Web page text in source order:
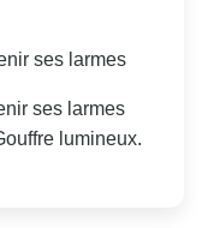
ses larmes
ses larmes
lumineux.